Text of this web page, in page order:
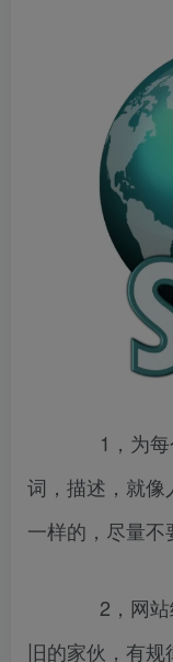
1，为每
词，描述，就
一样的，尽量不
2，网站
旧的家伙，有